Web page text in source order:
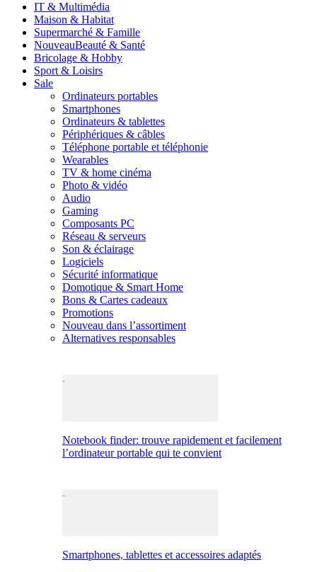
IT & Multimédia
Maison & Habitat
Supermarché & Famille
NouveauBeauté & Santé
Bricolage & Hobby
Sport & Loisirs
Sale
Ordinateurs portables
Smartphones
Ordinateurs & tablettes
Périphériques & câbles
Téléphone portable et téléphonie
Wearables
TV & home cinéma
Photo & vidéo
Audio
Gaming
Composants PC
Réseau & serveurs
Son & éclairage
Logiciels
Sécurité informatique
Domotique & Smart Home
Bons & Cartes cadeaux
Promotions
Nouveau dans l’assortiment
Alternatives responsables
Notebook finder: trouve rapidement et facilement
l’ordinateur portable qui te convient
Smartphones, tablettes et accessoires adaptés